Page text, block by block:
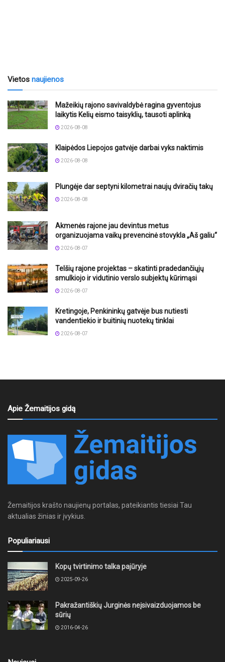
Vietos naujienos
Mažeikių rajono savivaldybė ragina gyventojus
laikytis Kelių eismo taisyklių, tausoti aplinką
2026-08-08
Klaipėdos Liepojos gatvėje darbai vyks naktimis
2026-08-08
Plungėje dar septyni kilometrai naujų dviračių takų
2026-08-08
Akmenės rajone jau devintus metus
organizuojama vaikų prevencinė stovykla „Aš galiu“
2026-08-07
Telšių rajone projektas – skatinti pradedančiųjų
smulkiojo ir vidutinio verslo subjektų kūrimąsi
2026-08-07
Kretingoje, Penkininkų gatvėje bus nutiesti
vandentiekio ir buitinių nuotekų tinklai
2026-08-07
Apie Žemaitijos gidą
Žemaitijos krašto naujienų portalas, pateikiantis tiesiai Tau
aktualias žinias ir įvykius.
Populiariausi
Kopų tvirtinimo talka pajūryje
2025-09-26
Pakražantiškių Jurginės neįsivaizduojamos be
sūrių
2016-04-26